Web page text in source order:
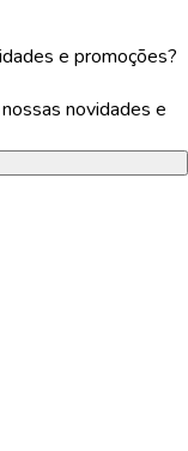
e promoções?
novidades e